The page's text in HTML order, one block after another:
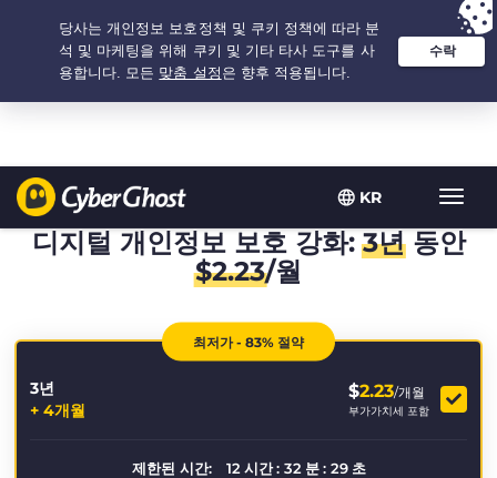
KR
탐
색
토
추천 옵션:최저가 - 3.3333333333333년 $ 2.23 /개월
디지털 개인정보 보호 강화:3년동안
$2.23/월
최저가 - 83% 절약
3년
+ 4개월
$2.23/개월
부가가치세 포함
제한된 시간: 12 시간 : 32 분 : 29 초